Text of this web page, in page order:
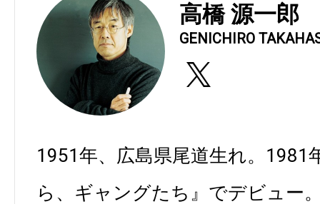
高橋 源一郎
GENICHIRO
1951年、広島県尾道生れ。1981
ら、ギャングたち』でデビュー